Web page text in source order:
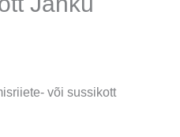
või sussikott